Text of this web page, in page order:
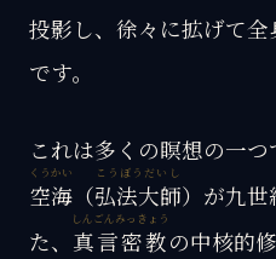
投影し、徐々に拡げて
です。
これは多くの瞑想の一つ
空海
くうかい
（弘法大師
こうぼうだいし
）が九世
た、 真言密教
しんごんみっきょう
の中核的